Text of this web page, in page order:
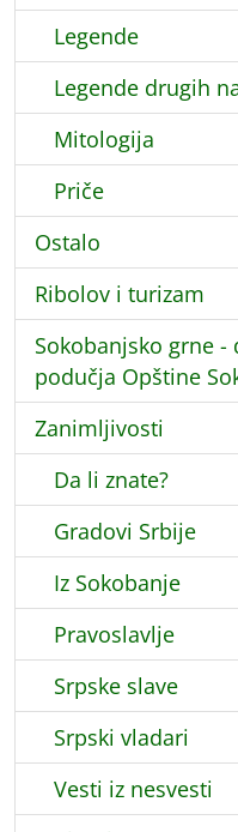
Legende
Legende drugih
Mitologija
Priče
Ostalo
Ribolov i turizam
Sokobanjsko grne
podučja Opštine
Zanimljivosti
Da li znate?
Gradovi Srbije
Iz Sokobanje
Pravoslavlje
Srpske slave
Srpski vladari
Vesti iz nesvesti